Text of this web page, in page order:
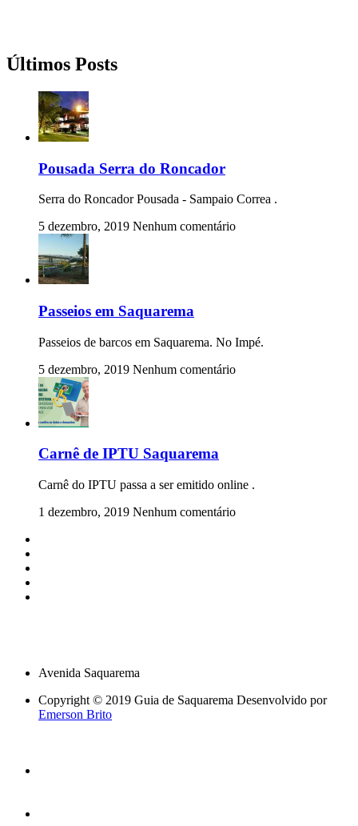
Últimos Posts
Pousada Serra do Roncador
Serra do Roncador Pousada - Sampaio Correa .
5 dezembro, 2019 Nenhum comentário
Passeios em Saquarema
Passeios de barcos em Saquarema. No Impé.
5 dezembro, 2019 Nenhum comentário
Carnê de IPTU Saquarema
Carnê do IPTU passa a ser emitido online .
1 dezembro, 2019 Nenhum comentário
Avenida Saquarema
Copyright © 2019 Guia de Saquarema Desenvolvido por
Emerson Brito